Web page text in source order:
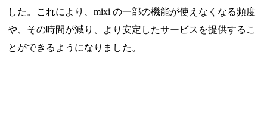
した。これにより、mixi の一部の機能が使えなくなる頻度
や、その時間が減り、より安定したサービスを提供するこ
とができるようになりました。